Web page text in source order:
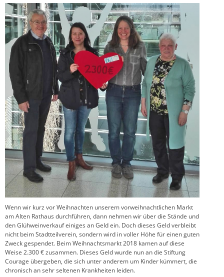
Wenn wir kurz vor Weihnachten unserem vorweihnachtlichen Markt
am Alten Rathaus durchführen, dann nehmen wir über die Stände und
den Glühweinverkauf einiges an Geld ein. Doch dieses Geld verbleibt
nicht beim Stadtteilverein, sondern wird in voller Höhe für einen guten
Zweck gespendet. Beim Weihnachtsmarkt 2018 kamen auf diese
Weise 2.300 € zusammen. Dieses Geld wurde nun an die Stiftung
Courage übergeben, die sich unter anderem um Kinder kümmert, die
chronisch an sehr seltenen Krankheiten leiden.